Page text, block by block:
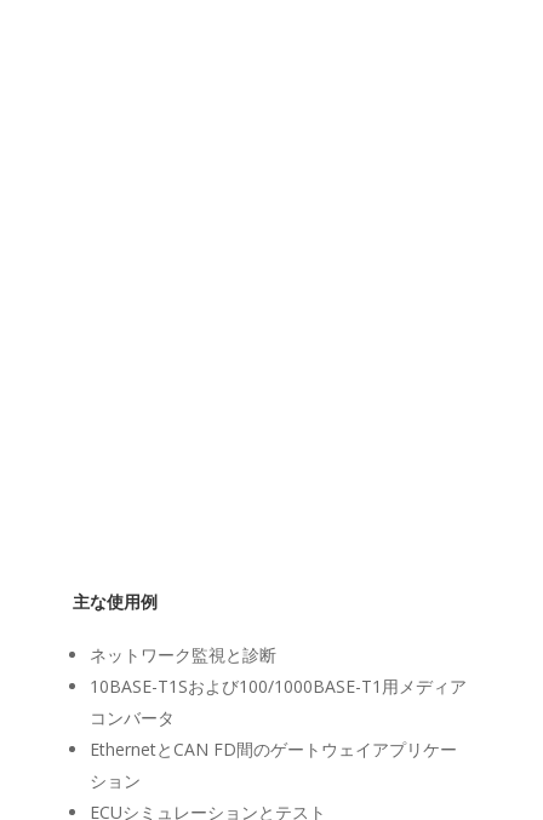
主な使用例
ネットワーク監視と診断
10BASE-T1Sおよび100/1000BASE-T1用メディア
コンバータ
EthernetとCAN FD間のゲートウェイアプリケー
ション
ECUシミュレーションとテスト